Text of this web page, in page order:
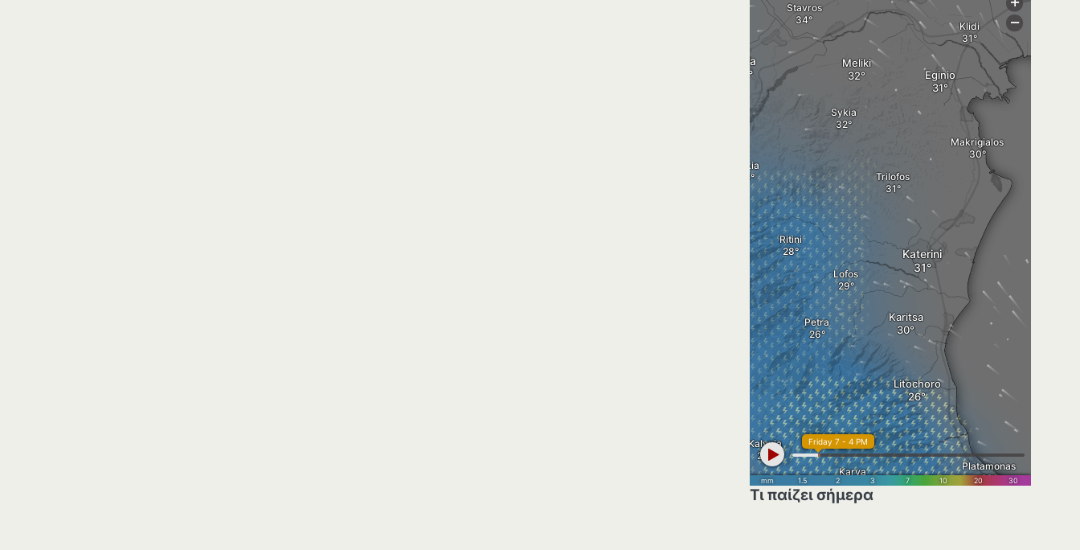
Τι παίζει σήμερα